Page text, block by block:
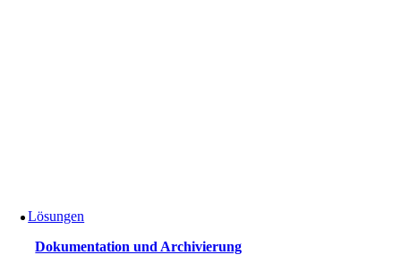
Lösungen
Dokumentation und Archivierung